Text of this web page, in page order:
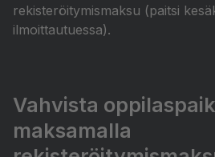
rekisteröitymismaksu (paitsi
ilmoittautuessa).
Vahvista
maksamalla